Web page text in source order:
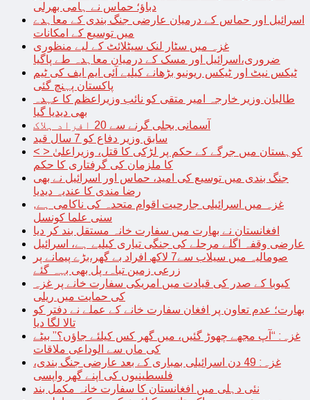
دباؤ؛ حماس نے ہامی بھرلی
اسرائیل اور حماس کے درمیان عارضی جنگ بندی کے معاہدے
میں توسیع کے امکانات
غزہ میں سٹار لنک سیٹلائٹ کے لیے منظوری
ضروری،اسرائیل اور مسک کے درمیان معاہدہ طے پاگیا
ٹیکس نیٹ اور ٹیکس ریونیو بڑھانے کیلیے آئی ایم ایف کی ٹیم
پاکستان پہنچ گئی
طالبان وزیر خارجہ امیر متقی کو نائب وزیراعظم کا عہدہ
بھی دیدیا گیا
آسمانی بجلی گرنے سے 20 افراد ہلاک
سابق وزیر دفاع کو 7 سال قید
< > کوہستان میں جرگے کے حکم پر لڑکی کا قتل، وزیراعلیٰ
کا ملزمان کی گرفتاری کا حکم
جنگ بندی میں توسیع کی امید، حماس اور اسرائیل نے بھی
رضا مندی کا عندیہ دیدیا
غزہ میں اسرائیلی جارحیت اقوام متحدہ کی ناکامی ہے,
سنی علما کونسل
افغانستان نے بھارت میں سفارت خانہ مستقل بند کر دیا
عارضی وقفہ اگلے مرحلے کی جنگی تیاری کیلیے ہے، اسرائیل
صومالیہ میں سیلاب سے7 لاکھ افراد بے گھر،بڑے پیمانے پر
زرعی زمین تباہ، پل بھی بہہ گئے
کیوبا کے صدر کی قیادت میں امریکی سفارت خانے پر غزہ
کی حمایت میں ریلی
بھارت؛ عدم تعاون پر افغان سفارت خانے کے عملے نے دفتر کو
تالا لگا دیا
غزہ: “آپ مجھے چھوڑ گئیں، میں گھر کس کیلئے جاؤں؟” بیٹے
کی ماں سے الوداعی ملاقات
غزہ: 49 دن اسرائیلی بمباری کے بعد عارضی جنگ بندی،
فلسطینیوں کی اپنے گھر واپسی
نئی دہلی میں افغانستان کا سفارت خانہ مکمل بند